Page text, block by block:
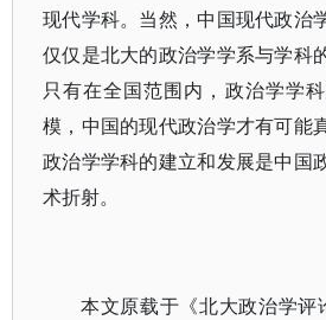
现代学科。当然，中国现代政治
仅仅是北大的政治学学系与学科
只有在全国范围内，政治学学
模，中国的现代政治学才有可能
政治学学科的建立和发展是中国
术折射。
本文原载于《北大政治学评